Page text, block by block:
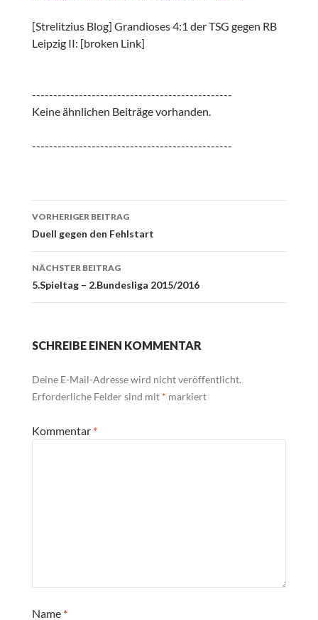
[Strelitzius Blog] Grandioses 4:1 der TSG gegen RB
Leipzig II: [broken Link]
-----------------------------------------------
Keine ähnlichen Beiträge vorhanden.
-----------------------------------------------
Beitrags-
Navigation
VORHERIGER BEITRAG
Duell gegen den Fehlstart
NÄCHSTER BEITRAG
5.Spieltag – 2.Bundesliga 2015/2016
SCHREIBE EINEN KOMMENTAR
Deine E-Mail-Adresse wird nicht veröffentlicht.
Erforderliche Felder sind mit * markiert
Kommentar *
Name *